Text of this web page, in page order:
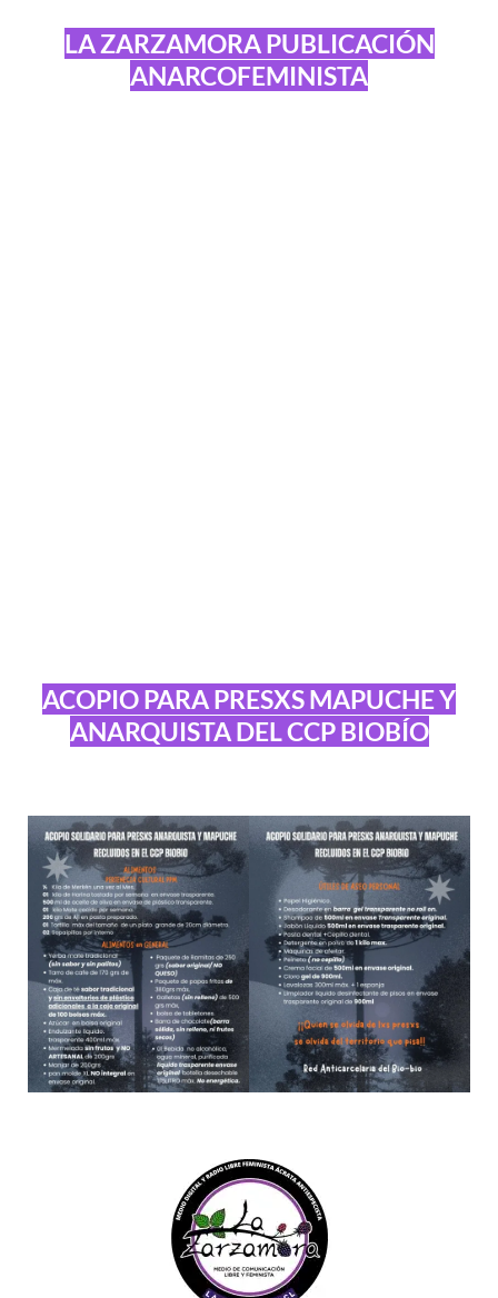
LA ZARZAMORA PUBLICACIÓN
ANARCOFEMINISTA
ACOPIO PARA PRESXS MAPUCHE Y
ANARQUISTA DEL CCP BIOBÍO